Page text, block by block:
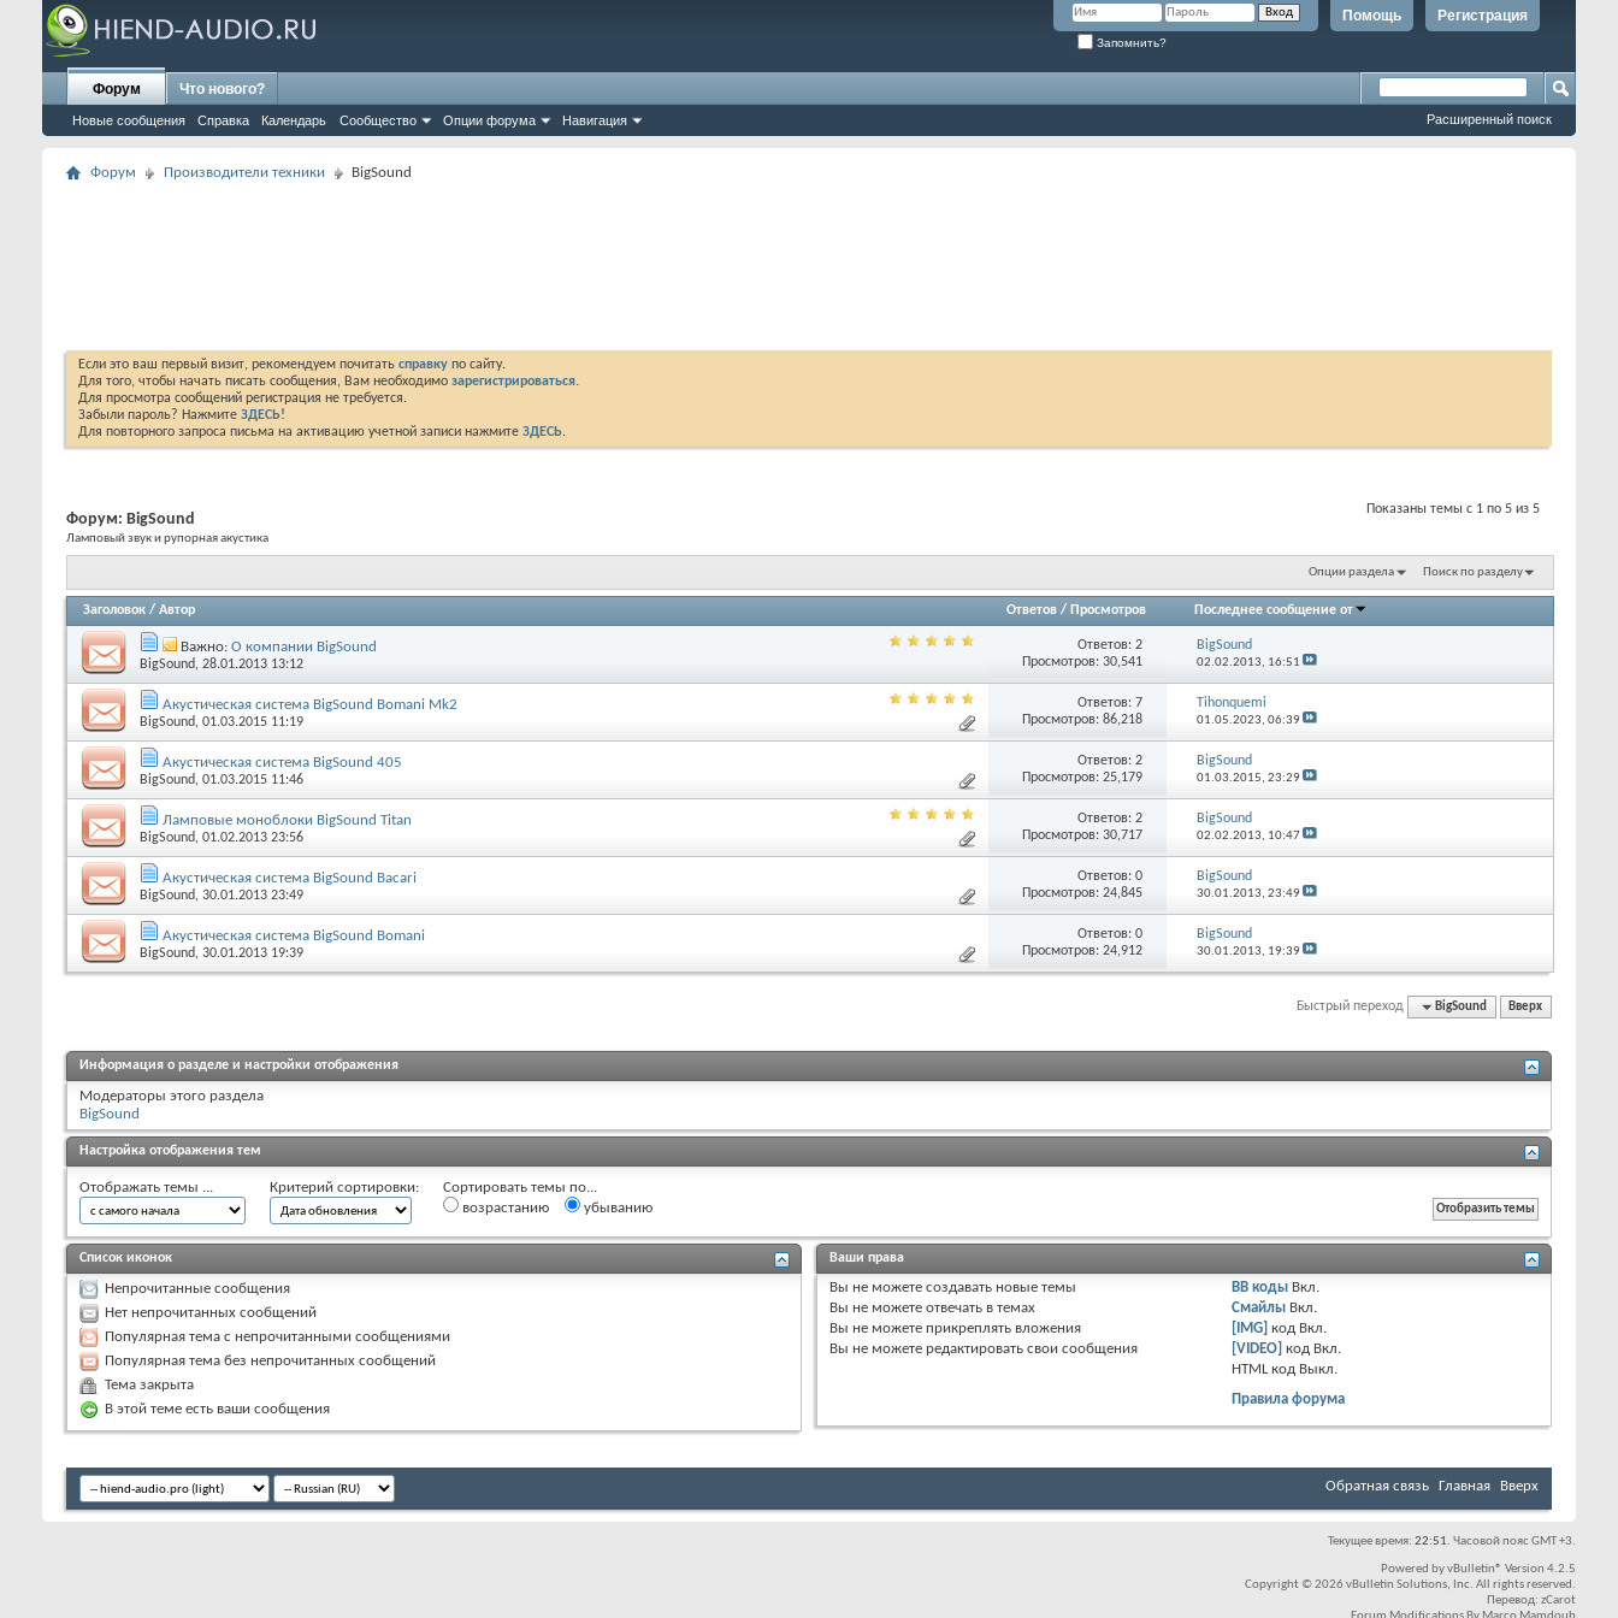
Регистрация
Помощь
Запомнить?
Форум
Новые сообщения Справка Календарь Сообщество Опции форума Навигация
Что нового?
Расширенный поиск
Форум Производители техники BigSound
Если это ваш первый визит, рекомендуем почитать справку по сайту.
Для того, чтобы начать писать сообщения, Вам необходимо зарегистрироваться.
Для просмотра сообщений регистрация не требуется.
Забыли пароль? Нажмите ЗДЕСЬ!
Для повторного запроса письма на активацию учетной записи нажмите ЗДЕСЬ.
Показаны темы с 1 по 5 из 5
Форум: BigSound
Ламповый звук и рупорная акустика
Опции раздела Поиск по разделу
Заголовок / Автор Ответов / Просмотров Последнее сообщение от
Важно: О компании BigSound
BigSound, 28.01.2013 13:12
Ответов:2
Просмотров: 30,541
BigSound
02.02.2013, 16:51
Акустическая система BigSound Bomani Mk2
BigSound, 01.03.2015 11:19
Ответов:7
Просмотров: 86,218
Tihonquemi
01.05.2023, 06:39
Акустическая система BigSound 405
BigSound, 01.03.2015 11:46
Ответов:2
Просмотров: 25,179
BigSound
01.03.2015, 23:29
Ламповые моноблоки BigSound Titan
BigSound, 01.02.2013 23:56
Ответов:2
Просмотров: 30,717
BigSound
02.02.2013, 10:47
Акустическая система BigSound Bacari
BigSound, 30.01.2013 23:49
Ответов:0
Просмотров: 24,845
BigSound
30.01.2013, 23:49
Акустическая система BigSound Bomani
BigSound, 30.01.2013 19:39
Ответов:0
Просмотров: 24,912
BigSound
30.01.2013, 19:39
Быстрый переход BigSound Вверх
Информация о разделе и настройки отображения
Модераторы этого раздела
BigSound
Настройка отображения тем
Отображать темы ... Критерий сортировки:
Сортировать темы по...
возрастанию
убыванию
Список иконок
Непрочитанные сообщения
Нет непрочитанных сообщений
Популярная тема с непрочитанными сообщениями
Популярная тема без непрочитанных сообщений
Тема закрыта
В этой теме есть ваши сообщения
Ваши права
Вы не можете создавать новые темы
Вы не можете отвечать в темах
Вы не можете прикреплять вложения
Вы не можете редактировать свои сообщения
BB коды Вкл.
Смайлы Вкл.
[IMG] код Вкл.
[VIDEO] код Вкл.
HTML код Выкл.
Правила форума
Обратная связь Главная Вверх
Текущее время: 22:51. Часовой пояс GMT +3.
Powered byvBulletin® Version 4.2.5
Copyright © 2026 vBulletin Solutions, Inc. All rights reserved.
Перевод: zCarot